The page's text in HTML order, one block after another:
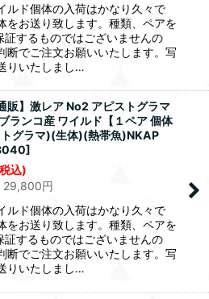
ルド個体の入荷はかなり久々で
をお送り致します。種類、ペアを
証するものではございませんの
断でご注文お願いいたします。写
りいたしまし…
販】激レア No2 アピストグラマ
ランコ産 ワイルド【１ペア 個体
グラマ)(生体)(熱帯魚)NKAP
]
込)
29,800円
ルド個体の入荷はかなり久々で
をお送り致します。種類、ペアを
証するものではございませんの
断でご注文お願いいたします。写
りいたしまし…